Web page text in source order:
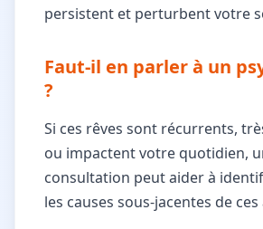
persistent et perturbent votre
Faut-il en parler à un
?
Si ces rêves sont récurrents,
ou impactent votre quotidien,
consultation peut aider à
les causes sous-jacentes de